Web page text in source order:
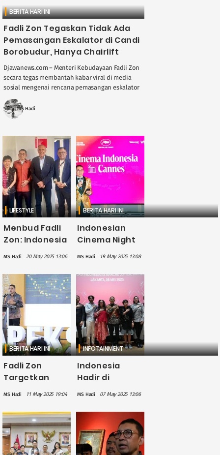
BERITA HARI INI
Fadli Zon Tegaskan Tidak Ada
Pemasangan Eskalator di Candi
Borobudur, Hanya Chairlift
Djawanews.com – Menteri Kebudayaan Fadli Zon
secara tegas membantah kabar viral di media
sosial mengenai rencana pemasangan eskalator
di Candi Borobudur. Dia mengatakan pihaknya
kini mengupayakan pemasangan ....
MS Hadi
LIFESTYLE
Menbud Fadli
Zon: Indonesia
Siap Hadir
Berpartisipasi
Aktif di Venice
Film Festival
2025
MS Hadi 20 May 2025 13:06
BERITA HARI INI
Indonesian
Cinema Night
di Cannes
2025, Menbud
Ajak Para
Bikin Film di
Indonesia
MS Hadi 19 May 2025 13:08
BERITA HARI INI
Fadli Zon
Targetkan
Penulisan
Indonesia
Versi Terbaru
Rampung
Agustus 2025
MS Hadi 11 May 2025 19:04
INFOTAINMENT
Indonesia
Hadir di
Cannes 2025,
Langkah
Menuju
Industri Film
Global
MS Hadi 07 May 2025 13:06